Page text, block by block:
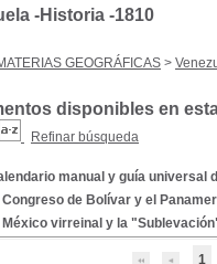
-Historia -1810
GEOGRÁFICAS >
disponibles en
Refinar búsqueda
manual y guía universal
Congreso de Bolívar y el
México virreinal y la
1